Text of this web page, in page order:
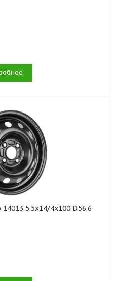
5.5x14/4x100 D56.6